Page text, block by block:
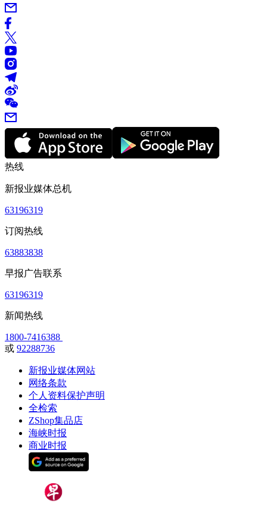
热线
新报业媒体总机
63196319
订阅热线
63883838
早报广告联系
63196319
新闻热线
1800-7416388
或 92288736
新报业媒体网站
网络条款
个人资料保护声明
全检索
ZShop集品店
海峡时报
商业时报